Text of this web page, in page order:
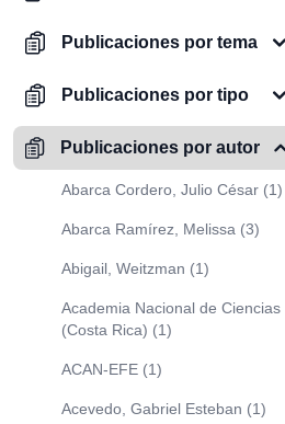
Publicaciones por tema
Publicaciones por tipo
Publicaciones por autor
Abarca Cordero, Julio César (1)
Abarca Ramírez, Melissa (3)
Abigail, Weitzman (1)
Academia Nacional de Ciencias
(Costa Rica) (1)
ACAN-EFE (1)
Acevedo, Gabriel Esteban (1)